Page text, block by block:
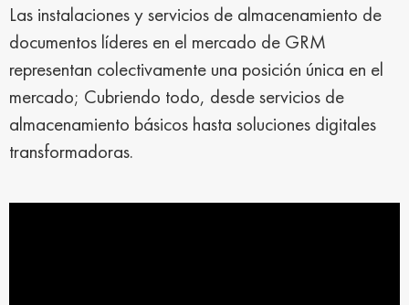
Las instalaciones y servicios de almacenamiento de
documentos líderes en el mercado de GRM
representan colectivamente una posición única en el
mercado; Cubriendo todo, desde servicios de
almacenamiento básicos hasta soluciones digitales
transformadoras.